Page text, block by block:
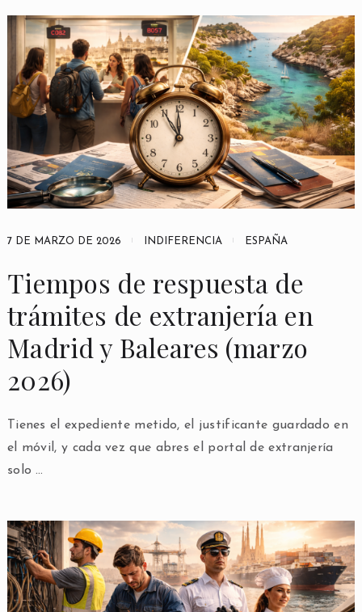
7 DE MARZO DE 2026 INDIFERENCIA ESPAÑA
Tiempos de respuesta de
trámites de extranjería en
Madrid y Baleares (marzo
2026)
Tienes el expediente metido, el justificante guardado en
el móvil, y cada vez que abres el portal de extranjería
solo …